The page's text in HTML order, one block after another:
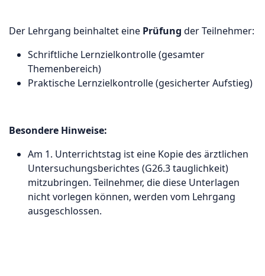
Der Lehrgang beinhaltet eine Prüfung der Teilnehmer:
Schriftliche Lernzielkontrolle (gesamter
Themenbereich)
Praktische Lernzielkontrolle (gesicherter Aufstieg)
Besondere Hinweise:
Am 1. Unterrichtstag ist eine Kopie des ärztlichen
Untersuchungsberichtes (G26.3 tauglichkeit)
mitzubringen. Teilnehmer, die diese Unterlagen
nicht vorlegen können, werden vom Lehrgang
ausgeschlossen.